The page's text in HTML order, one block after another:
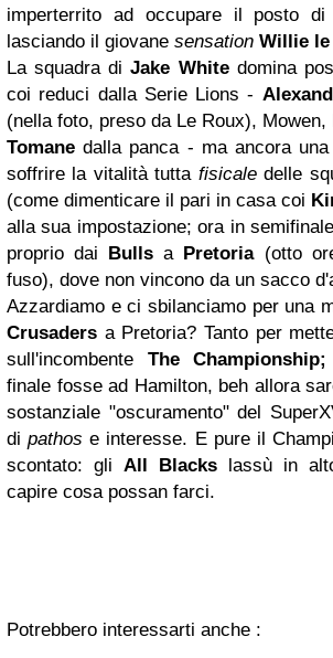
imperterrito ad occupare il posto di
lasciando il giovane sensation Willie le
La squadra di Jake Whitedomina
coi reduci dalla Serie Lions -
(nella foto, preso da Le Roux), Mowen,
Tomane dalla panca - ma ancora
soffrire la vitalità tuttafisicaledelle
(come dimenticare il pari in casa coi
alla sua impostazione; ora in
proprio dai Bulls a Pretoria(otto
fuso), dove non vincono da un sacco
Azzardiamo e ci sbilanciamo per una
Crusaders a Pretoria? Tanto per
sull'incombente The Championship;
finale fosse ad Hamilton, beh allora
sostanziale "oscuramento" del
dipathos e interesse. E pure il
scontato: gli All Blacks lassù in
capire cosa possan farci.
Potrebbero interessarti anche :